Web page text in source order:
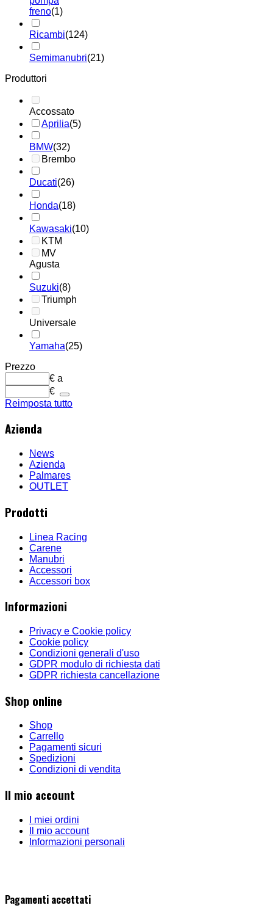
freno(1)
Ricambi(124)
Semimanubri(21)
Produttori
Accossato
Aprilia(5)
BMW(32)
Brembo
Ducati(26)
Honda(18)
Kawasaki(10)
KTM
MV
Agusta
Suzuki(8)
Triumph
Universale
Yamaha(25)
Prezzo
€ a
€
Reimposta tutto
Azienda
News
Azienda
Palmares
OUTLET
Prodotti
Linea Racing
Carene
Manubri
Accessori
Accessori box
Informazioni
Privacy e Cookie policy
Cookie policy
Condizioni generali d'uso
GDPR modulo di richiesta dati
GDPR richiesta cancellazione
Shop online
Shop
Carrello
Pagamenti sicuri
Spedizioni
Condizioni di vendita
Il mio account
I miei ordini
Il mio account
Informazioni personali
Pagamenti accettati